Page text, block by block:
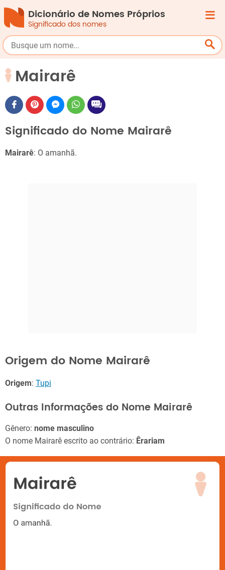
Dicionário de Nomes Próprios
Significado dos nomes
Mairarê
Significado do Nome Mairarê
Mairarê: O amanhã.
Origem do Nome Mairarê
Origem: Tupi
Outras Informações do Nome Mairarê
Gênero: nome masculino
O nome Mairarê escrito ao contrário: Êrariam